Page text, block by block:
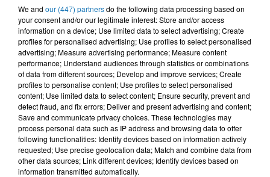
20h51
20h51
LAZARO
Zombie
20h48
20h48
BILEL TACCHINI, KAYNA
SAMET
Ena Wiyek
20h43
20h43
MOHAMED ALLAOUA
Uthemuthara
We and our (447) partnersdo the following data processing based on
your consent and/or our legitimate interest: Store and/or access
information on a device; Use limited data to select advertising; Create
profiles for personalised advertising; Use profiles to select personalised
advertising; Measure advertising performance; Measure content
performance; Understand audiences through statistics or combinations
of data from different sources; Develop and improve services; Create
profiles to personalise content; Use profiles to select personalised
content; Use limited data to select content; Ensure security, prevent and
detect fraud, and fix errors; Deliver and present advertising and content;
Save and communicate privacy choices. These technologies may
process personal data such as IP address and browsing data to offer
following functionalities: Identify devices based on information actively
requested; Use precise geolocation data; Match and combine data from
other data sources; Link different devices; Identify devices based on
information transmitted automatically.